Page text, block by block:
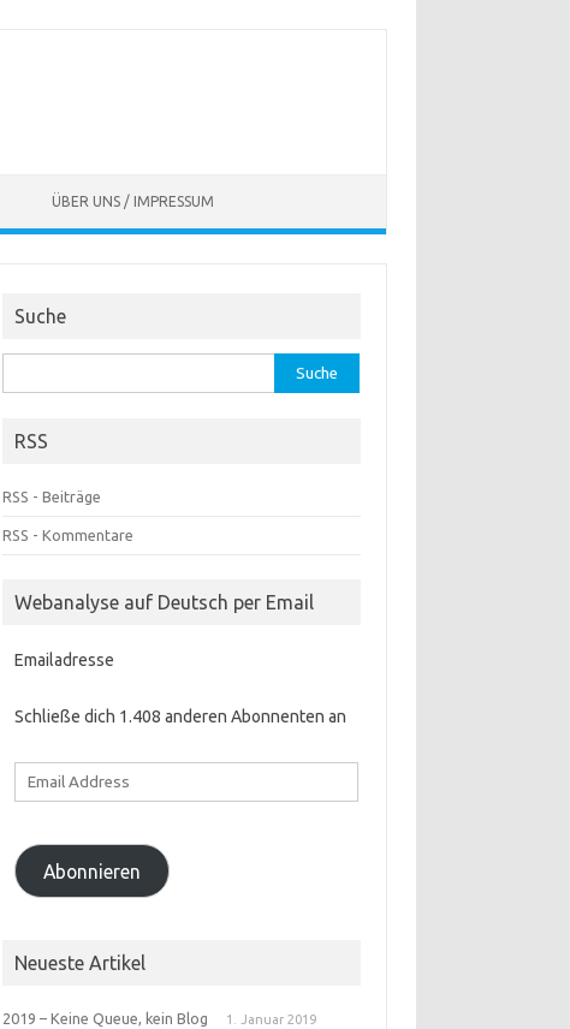
ÜBER UNS / IMPRESSUM
Suche
nach:
RSS
RSS - Beiträge
RSS - Kommentare
Webanalyse auf Deutsch per Email
Emailadresse
Schließe dich 1.408 anderen Abonnenten an
Abonnieren
Neueste Artikel
2019 – Keine Queue, kein Blog 1. Januar 2019